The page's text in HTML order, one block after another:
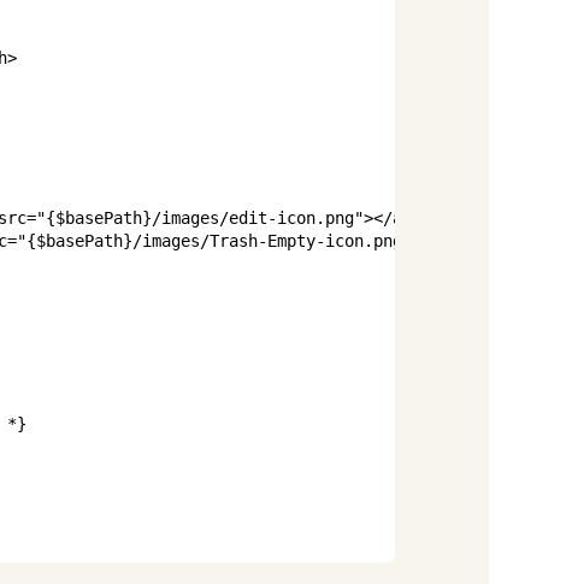
>
src="{$basePath}/images/edit-icon.png"></a
="{$basePath}/images/Trash-Empty-icon.png
*}